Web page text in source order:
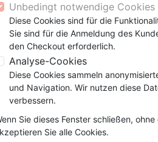
Testamente
(Religion,
Wachstum
Gemeinde
Gemeinde
Ehe
9 Jahre
Jahre
Latino, Folk
Soul
Konferenz
2015 compacte, couverture
Bible
blanche
tranche blanche
Artikel-Nr.SEM0510
Unbedingt notwendige Cookies
Diese Cookies sind für die
Sie sind für die Anmeldung des
den Checkout erforderlich.
Analyse-Cookies
Diese Cookies sammeln
und Navigation. Wir nutzen diese
verbessern.
Sie dieses Fenster schließen,
Sie alle Cookies.